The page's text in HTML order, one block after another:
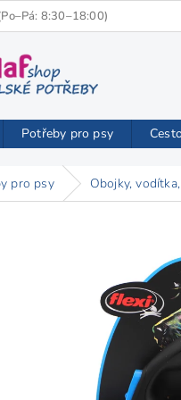
Potřeby pro psy
pro psy Obojky,